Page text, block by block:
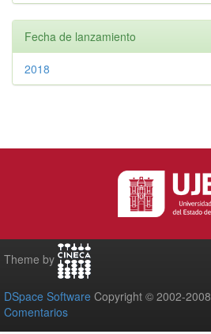
Fecha de lanzamiento
2018
Theme by
DSpace Software Copyright © 2002-2008
Comentarios